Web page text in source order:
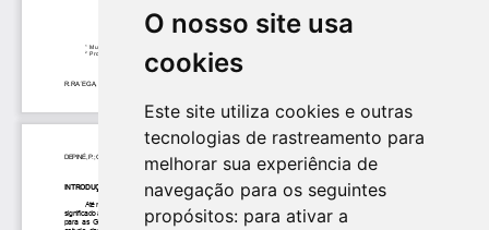
O nosso site usa
cookies
Este site utiliza cookies e outras
tecnologias de rastreamento para
melhorar sua experiência de
navegação para os seguintes
propósitos: para ativar a